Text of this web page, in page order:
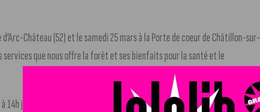
Château (52) et le samedi 25 mars à la Porte de coeur de Châtillon-sur-
services que nous offre la forêt et ses bienfaits pour la santé et le
jusqu’à 16h30. Informations et inscriptions obligatoire :